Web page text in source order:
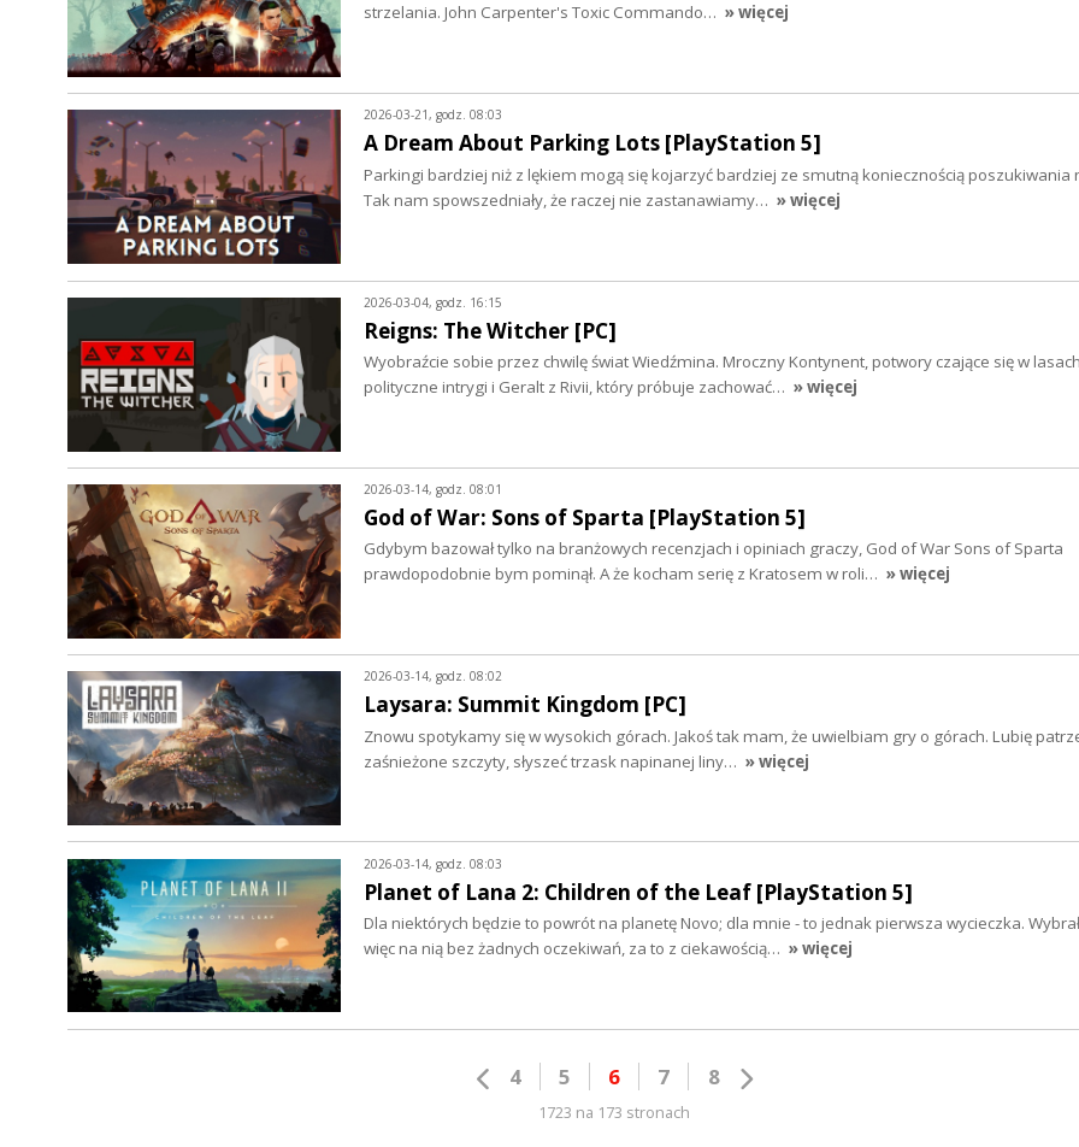
strzelania. John Carpenter's Toxic Commando… » więcej
2026-03-21, godz. 08:03
A Dream About Parking Lots [PlayStation 5]
Parkingi bardziej niż z lękiem mogą się kojarzyć bardziej ze smutną koniecznością poszukiwania
Tak nam spowszedniały, że raczej nie zastanawiamy… » więcej
2026-03-04, godz. 16:15
Reigns: The Witcher [PC]
Wyobraźcie sobie przez chwilę świat Wiedźmina. Mroczny Kontynent, potwory czające się w
polityczne intrygi i Geralt z Rivii, który próbuje zachować… » więcej
2026-03-14, godz. 08:01
God of War: Sons of Sparta [PlayStation 5]
Gdybym bazował tylko na branżowych recenzjach i opiniach graczy, God of War Sons of Sparta
prawdopodobnie bym pominął. A że kocham serię z Kratosem w roli… » więcej
2026-03-14, godz. 08:02
Laysara: Summit Kingdom [PC]
Znowu spotykamy się w wysokich górach. Jakoś tak mam, że uwielbiam gry o górach. Lubię
zaśnieżone szczyty, słyszeć trzask napinanej liny… » więcej
2026-03-14, godz. 08:03
Planet of Lana 2: Children of the Leaf [PlayStation 5]
Dla niektórych będzie to powrót na planetę Novo; dla mnie - to jednak pierwsza wycieczka.
więc na nią bez żadnych oczekiwań, za to z ciekawością… » więcej
4 5 6 7 8
1723 na 173 stronach